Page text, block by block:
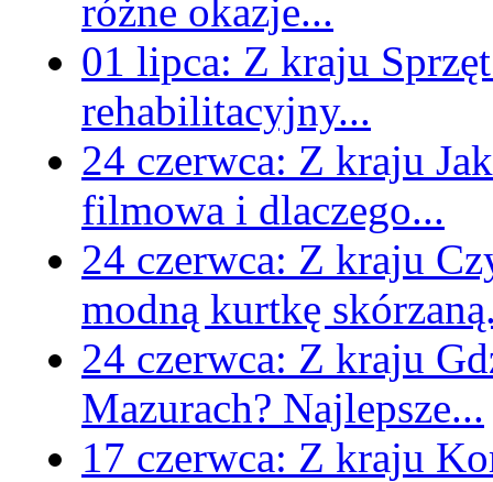
różne okazje...
01 lipca: Z kraju
rehabilitacyjny...
24 czerwca: Z kraju
filmowa i dlaczego...
24 czerwca: Z kraju
modną kurtkę
24 czerwca: Z kraju
Mazurach? Najlepsze...
17 czerwca: Z kraju